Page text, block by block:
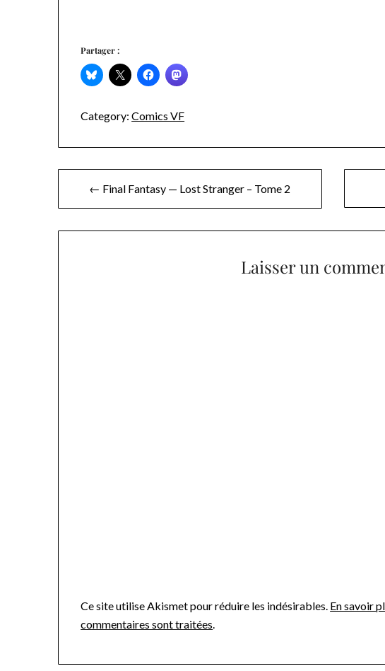
Partager :
Category: Comics VF
Navigation
de
l’article
← Final Fantasy — Lost Stranger – Tome 2
Laisser un
Ce site utilise Akismet pour réduire les indésirables. En savoir
commentaires sont traitées